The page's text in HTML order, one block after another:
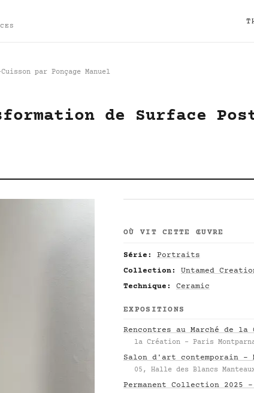
par Ponçage Manuel
de Surface
OÙ VIT CETTE ŒUVRE
Série:
Portraits
Collection:
Untamed
Technique:
Ceramic
EXPOSITIONS
Rencontres au Marché de la
la Création – Paris
Salon d'art contemporain –
05, Halle des Blancs
Permanent Collection 2025 –